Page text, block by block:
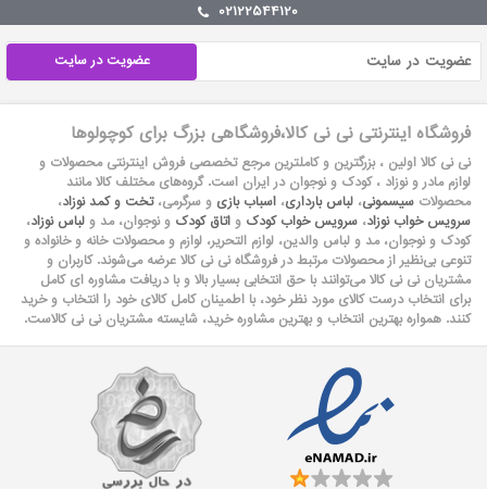
02122544120
عضویت در سایت
فروشگاه اینترنتی نی نی کالا،فروشگاهی بزرگ برای کوچولوها
نی نی کالا اولین ، بزرگترین و کاملترین مرجع تخصصی فروش اینترنتی محصولات و
لوازم مادر و نوزاد ، کودک و نوجوان در ایران است. گروه‏‏‌های مختلف کالا مانند
محصولات سیسمونی، لباس بارداری، اسباب بازی و سرگرمی،تخت و کمد نوزاد،
سرویس خواب نوزاد، سرویس خواب کودک و اتاق کودک و نوجوان، مد و لباس نوزاد،
کودک و نوجوان، مد و لباس والدین، لوازم التحریر، لوازم و محصولات خانه و خانواده و
تنوعی بی‌نظیر از محصولات مرتبط در فروشگاه نی نی کالا عرضه می‏‏‏‌شوند. کاربران و
مشتریان نی نی‌ کالا می‏‏‌توانند با حق انتخابی بسیار بالا و با دریافت مشاوره ای کامل
برای انتخاب درست کالای مورد نظر خود، با اطمینان کامل کالای خود را انتخاب و خرید
کنند. همواره بهترین انتخاب و بهترین مشاوره خرید، شایسته مشتریان نی نی کالاست.